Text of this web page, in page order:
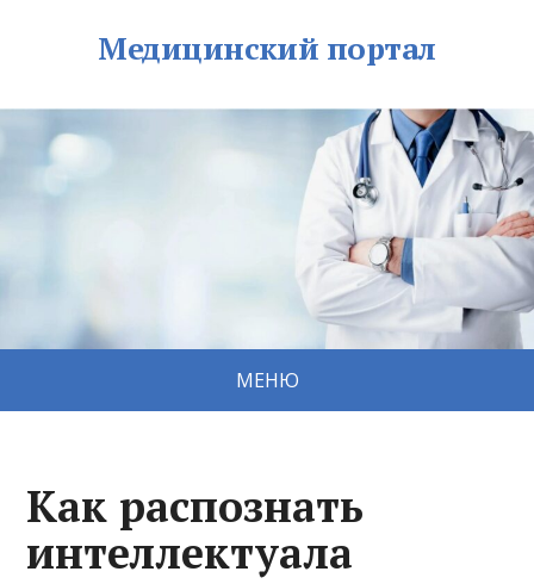
Медицинский портал
МЕНЮ
Как распознать
интеллектуала